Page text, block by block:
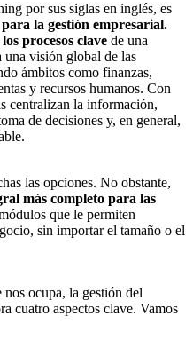
por sus siglas en inglés, es
la gestión empresarial.
procesos clave de una
visión global de las
ámbitos como finanzas,
y recursos humanos. Con
centralizan la información,
de decisiones y, en general,
las opciones. No obstante,
más completo para las
que le permiten
sin importar el tamaño o el
nos ocupa, la gestión del
cuatro aspectos clave. Vamos